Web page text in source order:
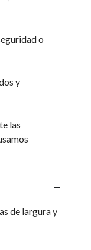
o
y
las
de largura y